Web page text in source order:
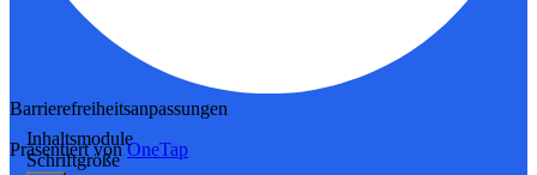
Barrierefreiheitsanpassungen
Präsentiert vonOneTap
Inhaltsmodule
Schriftgröße